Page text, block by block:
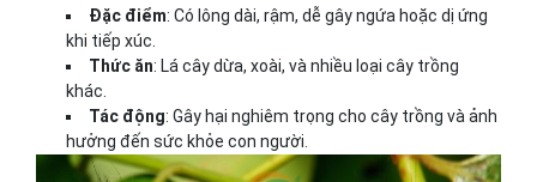
Đặc điểm: Có lông dài, rậm, dễ gây ngứa hoặc dị ứng
khi tiếp xúc.
Thức ăn: Lá cây dừa, xoài, và nhiều loại cây trồng
khác.
Tác động: Gây hại nghiêm trọng cho cây trồng và ảnh
hưởng đến sức khỏe con người.